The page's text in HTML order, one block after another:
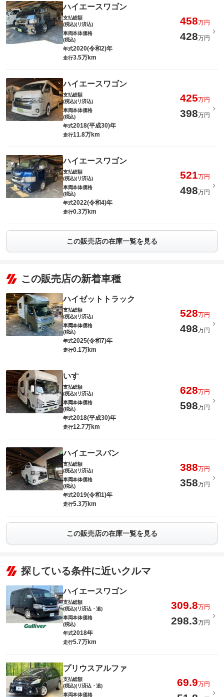
ハイエースワゴン
支払総額
(税込)(リ済込)
458万円
車両本体価格
(税込)
428万円
年式2020(令和2)年
走行3.5万km
ハイエースワゴン
支払総額
(税込)(リ済込)
425万円
車両本体価格
(税込)
398万円
年式2018(平成30)年
走行11.8万km
ハイエースワゴン
支払総額
(税込)(リ済込)
521万円
車両本体価格
(税込)
498万円
年式2022(令和4)年
走行0.3万km
この販売店の在庫一覧を見る
この販売店の新着車種
ハイゼットトラック
支払総額
(税込)(リ済込)
528万円
車両本体価格
(税込)
498万円
年式2025(令和7)年
走行0.1万km
いすゞ
支払総額
(税込)(リ済込)
628万円
車両本体価格
(税込)
598万円
年式2018(平成30)年
走行12.7万km
ハイエースバン
支払総額
(税込)(リ済込)
388万円
車両本体価格
(税込)
358万円
年式2019(令和1)年
走行5.3万km
この販売店の在庫一覧を見る
探している条件に近いクルマ
ハイエースワゴン
支払総額
(税込)(リ済込・追)
309.8万円
車両本体価格
(税込)
298.3万円
年式2018年
走行5.7万km
プリウスアルファ
支払総額
(税込)(リ済込・追)
69.9万円
車両本体価格